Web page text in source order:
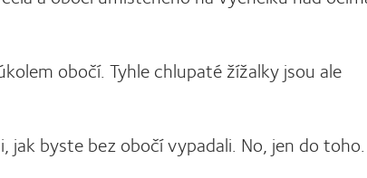
obočí. Tyhle chlupaté žížalky jsou ale
jak byste bez obočí vypadali. No, jen do toho.